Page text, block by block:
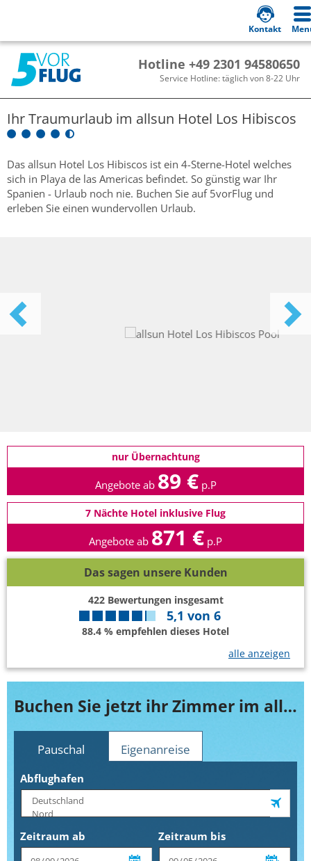
Hotline +49 2301 94580650
Service Hotline: täglich von 8-22 Uhr
Kontakt
Ihr Traumurlaub im allsun Hotel Los Hibiscos
Das allsun Hotel Los Hibiscos ist ein 4-Sterne-Hotel welches
sich in Playa de las Americas befindet. So günstig war Ihr
Spanien - Urlaub noch nie. Buchen Sie auf 5vorFlug und
erleben Sie einen wundervollen Urlaub.
nur Übernachtung
Angebote ab 89 € p.P
7 Nächte Hotel inklusive Flug
Angebote ab 871 € p.P
Das sagen unsere Kunden
422Bewertungen insgesamt
5,1 von 6
88.4 % empfehlen dieses Hotel
alle anzeigen
Buchen Sie jetzt ihr Zimmer im allsun Hotel Los Hibiscos
Pauschal Eigenanreise
Abflughafen
Zeitraum ab Zeitraum bis